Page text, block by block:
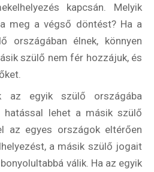
kapcsán. Melyik
meg a végső döntést? Ha a
országában élnek, könnyen
szülő nem fér hozzájuk, és
az egyik szülő országába
hatással lehet a másik szülő
az egyes országok eltérően
a másik szülő jogait
válik. Ha az egyik